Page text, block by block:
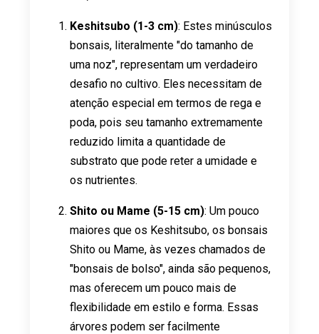
Keshitsubo (1-3 cm): Estes minúsculos
bonsais, literalmente "do tamanho de
uma noz", representam um verdadeiro
desafio no cultivo. Eles necessitam de
atenção especial em termos de rega e
poda, pois seu tamanho extremamente
reduzido limita a quantidade de
substrato que pode reter a umidade e
os nutrientes.
Shito ou Mame (5-15 cm): Um pouco
maiores que os Keshitsubo, os bonsais
Shito ou Mame, às vezes chamados de
"bonsais de bolso", ainda são pequenos,
mas oferecem um pouco mais de
flexibilidade em estilo e forma. Essas
árvores podem ser facilmente